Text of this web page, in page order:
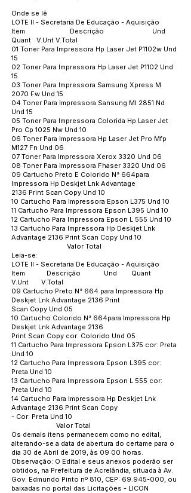
Onde se lê
LOTE II - Secretaria De Educação - Aquisição
Item Descrição Und
Quant V.Unt V.Total
01 Toner Para Impressora Hp Laser Jet P1102w Und
15
02 Toner Para Impressora Hp Laser Jet P1102 Und
15
03 Toner Para Impressora Samsung Xpress M
2070 Fw Und 15
04 Toner Para Impressora Sansung Ml 2851 Nd
Und 15
05 Toner Para Impressora Colorida Hp Laser Jet
Pro Cp 1025 Nw Und 10
06 Toner Para Impressora Hp Laser Jet Pro Mfp
M127 Fn Und 06
07 Toner Para Impressora Xerox 3320 Und 06
08 Toner Para Impressora Fhaser 3320 Und 06
09 Cartucho Preto E Colorido N° 664para
Impressora Hp Deskjet Lnk Advantage
2136 Print Scan Copy Und 10
10 Cartucho Para Impressora Epson L375 Und 10
11 Cartucho Para Impressora Epson L395 Und 10
12 Cartucho Para Impressora Epson L 555 Und 10
13 Cartucho Para Impressora Hp Deskjet Lnk
Advantage 2136 Print Scan Copy Und 10
Valor Total
Leia-se:
LOTE II - Secretaria De Educação - Aquisição
Item Descrição Und Quant
V.Unt V.Total
09 Cartucho Preto N° 664 para Impressora Hp
Deskjet Lnk Advantage 2136 Print
Scan Copy Und 05
10 Cartucho Colorido N° 664para Impressora Hp
Deskjet Lnk Advantage 2136
Print Scan Copy cor: Colorido Und 05
11 Cartucho Para Impressora Epson L375 cor: Preta
Und 10
12 Cartucho Para Impressora Epson L395 cor:
Preta Und 10
13 Cartucho Para Impressora Epson L 555 cor:
Preta Und 10
14 Cartucho Para Impressora Hp Deskjet Lnk
Advantage 2136 Print Scan Copy
- Cor: Preta Und 10
Valor Total
Os demais itens permanecem como no edital,
alterando-se a data de abertura do certame para o
dia 30 de Abril de 2019, às 09:00 horas.
Observação: O Edital e seus anexos poderão ser
obtidos, na Prefeitura de Acrelândia, situada à Av.
Gov. Edmundo Pinto nº 810, CEP: 69.945-000, ou
baixadas no portal das Licitações - LICON